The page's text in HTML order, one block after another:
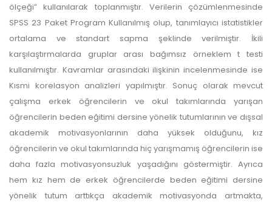
ölçeği” kullanılarak toplanmıştır. Verilerin çözümlenmesinde
SPSS 23 Paket Program Kullanılmış olup, tanımlayıcı istatistikler
ortalama ve standart sapma şeklinde verilmiştir. İkili
karşılaştırmalarda gruplar arası bağımsız örneklem t testi
kullanılmıştır. Kavramlar arasındaki ilişkinin incelenmesinde ise
Kısmi korelasyon analizleri yapılmıştır. Sonuç olarak mevcut
çalışma erkek öğrencilerin ve okul takımlarında yarışan
öğrencilerin beden eğitimi dersine yönelik tutumlarının ve dışsal
akademik motivasyonlarının daha yüksek olduğunu, kız
öğrencilerin ve okul takımlarında hiç yarışmamış öğrencilerin ise
daha fazla motivasyonsuzluk yaşadığını göstermiştir. Ayrıca
hem kız hem de erkek öğrencilerde beden eğitimi dersine
yönelik tutum arttıkça akademik motivasyonda artmakta,